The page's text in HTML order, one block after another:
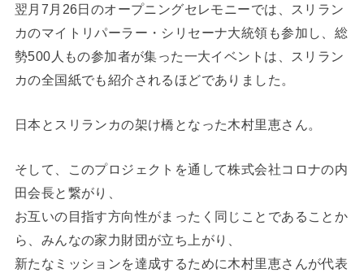
翌月7月26日のオープニングセレモニーでは、スリラン
カのマイトリパーラー・シリセーナ大統領も参加し、総
勢500人もの参加者が集った一大イベントは、スリラン
カの全国紙でも紹介されるほどでありました。
日本とスリランカの架け橋となった木村里恵さん。
そして、このプロジェクトを通して株式会社コロナの内
田会長と繋がり、
お互いの目指す方向性がまったく同じことであることか
ら、みんなの家力財団が立ち上がり、
新たなミッションを達成するために木村里恵さんが代表